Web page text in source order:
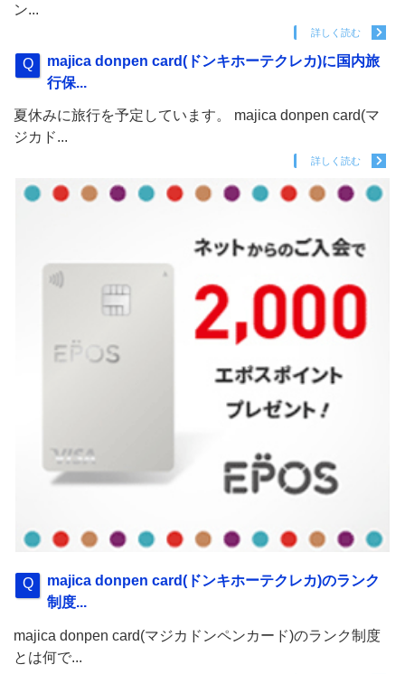
ン...
詳しく読む
majica donpen card(ドンキホーテクレカ)に国内旅
行保...
夏休みに旅行を予定しています。 majica donpen card(マ
ジカド...
詳しく読む
majica donpen card(ドンキホーテクレカ)のランク
制度...
majica donpen card(マジカドンペンカード)のランク制度
とは何で...